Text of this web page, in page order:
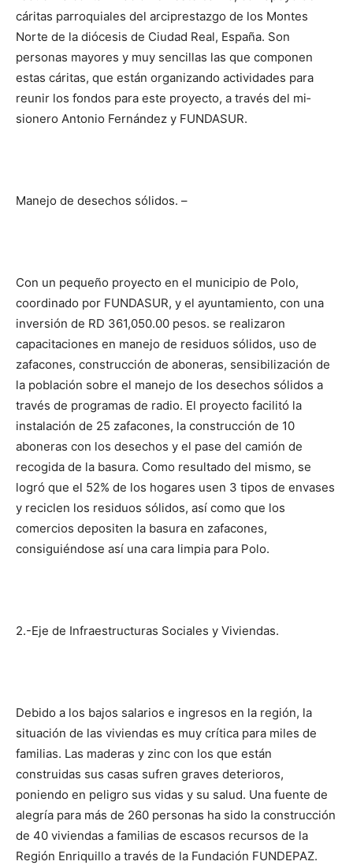
cáritas ­parroquia­les del arciprestazgo de los Montes
Norte de la diócesis de Ciu­dad Real, España. Son
personas mayores y muy sencillas las que componen
estas cáritas, que están organizando actividades para
reunir los fondos para este proyecto, a través del mi­
sionero Antonio Fernández y FUNDASUR.
Manejo de desechos sólidos. –
Con un pequeño proyecto en el municipio de Polo,
coordinado por FUNDASUR, y el ayuntamiento, con una
inversión de RD 361,050.00 pesos. se realizaron
capacitaciones en manejo de residuos sólidos, uso de
zafacones, construcción de abo­neras, sensibilización de
la pobla­ción sobre el manejo de los desechos sólidos a
través de programas de ra­dio. El proyecto facilitó la
instala­ción de 25 zafacones, la construcción de 10
aboneras con los desechos y el pase del camión de
recogida de la basura. Como resultado del mismo, se
logró que el 52% de los hogares usen 3 tipos de envases
y re­ciclen los residuos sólidos, así como que los
comercios depositen la basura en zafacones,
consiguiéndose así una cara limpia para Polo.
2.-Eje de Infraestructuras Sociales y Viviendas.
Debido a los bajos salarios e in­gresos en la región, la
situación de las viviendas es muy crítica para miles de
familias. Las maderas y zinc con los que están
construidas sus casas sufren graves deterioros,
poniendo en peligro sus vidas y su salud. Una fuente de
alegría para más de 260 personas ha sido la cons­trucción
de 40 viviendas a familias de escasos recursos de la
Región Enriquillo a través de la Fundación FUNDEPAZ.